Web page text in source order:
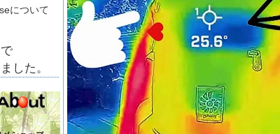
について
した。